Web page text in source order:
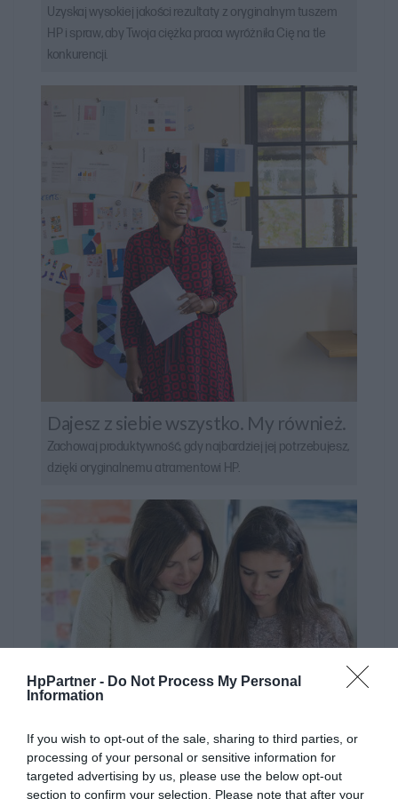
HpPartner - Do Not Process My Personal
Information
If you wish to opt-out of the sale, sharing to third parties, or
processing of your personal or sensitive information for
targeted advertising by us, please use the below opt-out
section to confirm your selection. Please note that after your
Uzyskaj wysokiej jakości rezultaty z oryginalnym tuszem
HP i spraw, aby Twoja ciężka praca wyróżniła Cię na tle
konkurencji.
Dajesz z siebie wszystko. My również.
Zachowaj produktywność, gdy najbardziej jej potrzebujesz,
dzięki oryginalnemu atramentowi HP.